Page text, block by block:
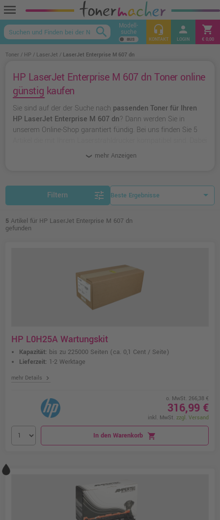
menu
keyboard_arrow_up
search Modell-
suche headset_mic
KONTAKT
person
LOGIN
shopping_cart
€ 0,00
Toner HP LaserJet LaserJet Enterprise M 607 dn
HP LaserJet Enterprise M 607 dn Toner online
günstig kaufen
Sie sind auf der der Suche nach passenden Toner für Ihren
HP LaserJet Enterprise M 607 dn? Dann werden Sie in
unserem Online-Shop garantiert fündig. Bei uns finden Sie 5
originalen Toner von HP
greifen.
mehr Anzeigen
Filtern tune
5 Artikel für HP LaserJet Enterprise M 607 dn
gefunden
HP L0H25A Wartungskit
Kapazität: bis zu 225000 Seiten (ca. 0,1 Cent / Seite)
Lieferzeit: 1-2 Werktage
mehr Details chevron_right
o. MwSt. 266,38 €
316,99 €
inkl. MwSt. zzgl. Versand
In den Warenkorb shopping_cart